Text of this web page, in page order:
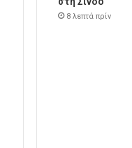
8 λεπτά πρίν